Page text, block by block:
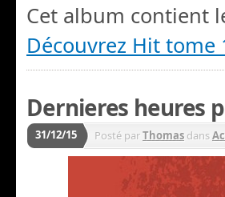
Cet album contient
Découvrez Hit tome
Dernieres heures
31/12/15 Posté parThomas dans